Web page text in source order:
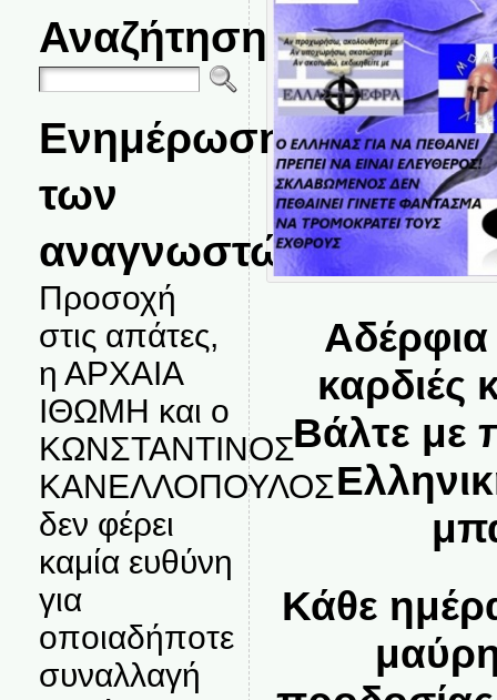
Αναζήτηση
Ενημέρωση
των
αναγνωστών.
Προσοχή
στις απάτες,
η ΑΡΧΑΙΑ
ΙΘΩΜΗ και ο
ΚΩΝΣΤΑΝΤΙΝΟΣ
ΚΑΝΕΛΛΟΠΟΥΛΟΣ
δεν φέρει
καμία ευθύνη
για
οποιαδήποτε
συναλλαγή
Αδέρφια
καρδιές
Βάλτε με
Κάθε